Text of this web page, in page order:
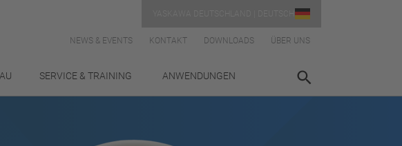
NEWS & EVENTS KONTAKT DOWNLOADS ÜBER UNS
SERVICE & TRAINING ANWENDUNGEN